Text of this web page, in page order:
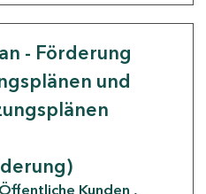
- Förderung
und
Öffentliche Kunden